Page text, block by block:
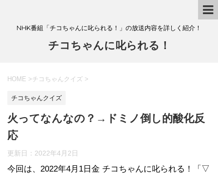
NHK番組「チコちゃんに叱られる！」の放送内容を詳しく紹介！
チコちゃんに叱られる！
HOME >チコちゃんクイズ >
チコちゃんクイズ
火ってなんなの？→ドミノ倒し的酸化反
応
更新日： 2022年4月2日
今回は、2022年4月1日金 チコちゃんに叱られる！「▽